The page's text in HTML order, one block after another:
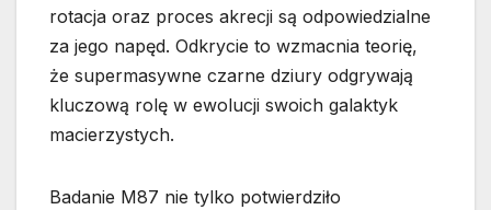
rotacja oraz proces akrecji są odpowiedzialne
za jego napęd. Odkrycie to wzmacnia teorię,
że supermasywne czarne dziury odgrywają
kluczową rolę w ewolucji swoich galaktyk
macierzystych.
Badanie M87 nie tylko potwierdziło